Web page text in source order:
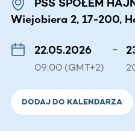
PSS SPOŁEM
Wiejobiera 2, 17-200,
22.05.2026
09:00 (GMT+2)
–
DODAJ DO KALENDARZA